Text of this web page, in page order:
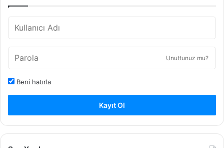
Unuttunuz mu?
Beni hatırla
Kayıt Ol